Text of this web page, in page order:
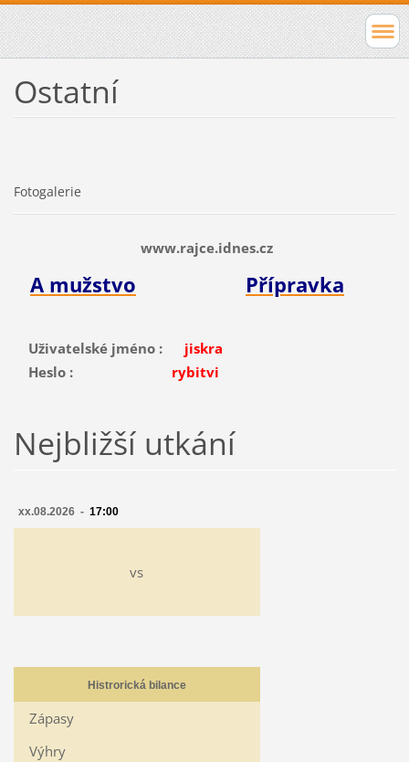
Ostatní
Fotogalerie
www.rajce.idnes.cz
A mužstvo Přípravka
Uživatelské jméno : jiskra
Heslo : rybitvi
Nejbližší utkání
xx.08.2026 - 17:00
vs
Histrorická bilance
Zápasy
Výhry